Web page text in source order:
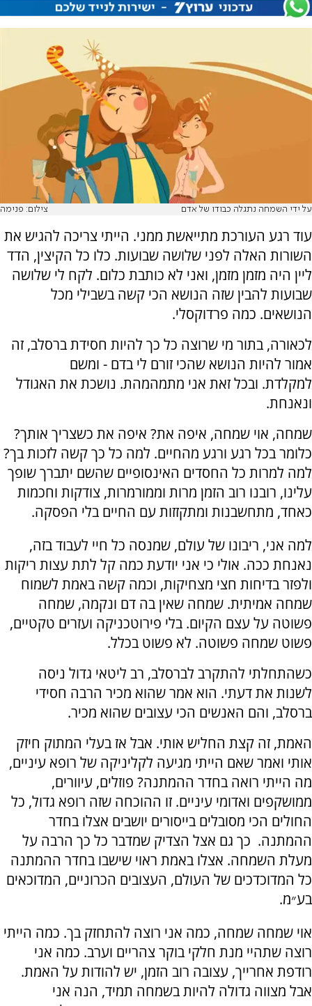
על ידי השמחה נתגלה כבודו של אדם צילום: פנימה
עוד רגע העורכת מתייאשת ממני. הייתי צריכה להגיש את
השורות האלה לפני שלושה שבועות. כלו כל הקיצין, הדד
ליין היה מזמן מזמן, ואני לא כותבת כלום. לקח לי שלושה
שבועות להבין שזה הנושא הכי קשה בשבילי מכל
הנושאים. כמה פרדוקסלי.
לכאורה, בתור מי שרוצה כל כך להיות חסידת ברסלב, זה
אמור להיות הנושא שהכי זורם לי בדם - ומשם
למקלדת. ובכל זאת אני מתמהמהת. נושכת את האגודל
ונאנחת.
שמחה, אוי שמחה, איפה את? איפה את כשצריך אותך?
כלומר בכל רגע ורגע מהחיים. למה כל כך קשה לזכות בך?
למה למרות כל החסדים האינסופיים שהשם יתברך שופך
עלינו, רובנו רוב הזמן מרות וממורמרות, צודקות וחכמות
כאחד, מתחשבנות ומתקזזות עם החיים בלי הפסקה.
למה אני, ריבונו של עולם, שמנסה כל חיי לעבוד בזה,
נאנחת ככה. אולי כי אני יודעת כמה קל לתת עצות ריקות
ולפזר בדיחות חצי מצחיקות, וכמה קשה באמת לשמוח
שמחה אמיתית. שמחה שאין בה דם ונקמה, שמחה
פשוטה על עצם הקיום. בלי פירוטכניקה ועזרים טקטיים,
פשוט שמחה פשוטה. לא פשוט בכלל.
כשהתחלתי להתקרב לברסלב, רב ליטאי גדול ניסה
לשנות את דעתי. הוא אמר שהוא מכיר הרבה חסידי
ברסלב, והם האנשים הכי עצובים שהוא מכיר.
האמת, זה קצת החליש אותי. אבל אז בעלי המתוק חיזק
אותי ואמר שאם הייתי מגיעה לקליניקה של רופא עיניים,
מה הייתי רואה בחדר ההמתנה? פוזלים, עיוורים,
ממושקפים ואדומי עיניים. זו ההוכחה שזה רופא גדול, כל
החולים הכי מסובלים בייסורים יושבים אצלו בחדר
ההמתנה. כך גם אצל הצדיק שמדבר כל כך הרבה על
מעלת השמחה. אצלו באמת ראוי שישבו בחדר ההמתנה
כל המדוכדכים של העולם, העצובים הכרוניים, המדוכאים
בע״מ.
אוי שמחה שמחה, כמה אני רוצה להתחזק בך. כמה הייתי
רוצה שתהיי מנת חלקי בוקר צהריים וערב. כמה אני
רודפת אחרייך, עצובה רוב הזמן, יש להודות על האמת.
אבל מצווה גדולה להיות בשמחה תמיד, הנה אני